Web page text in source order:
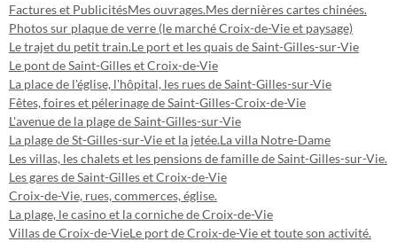
Factures et PublicitésMes ouvrages.Mes dernières cartes chinées.
Photos sur plaque de verre (le marché Croix-de-Vie et paysage)
Le trajet du petit train.Le port et les quais de Saint-Gilles-sur-Vie
Le pont de Saint-Gilles et Croix-de-Vie
La place de l'église, l'hôpital, les rues de Saint-Gilles-sur-Vie
Fêtes, foires et pélerinage de Saint-Gilles-Croix-de-Vie
L'avenue de la plage de Saint-Gilles-sur-Vie
La plage de St-Gilles-sur-Vie et la jetée.La villa Notre-Dame
Les villas, les chalets et les pensions de famille de Saint-Gilles-sur-Vie.
Les gares de Saint-Gilles et Croix-de-Vie
Croix-de-Vie, rues, commerces, église.
La plage, le casino et la corniche de Croix-de-Vie
Villas de Croix-de-VieLe port de Croix-de-Vie et toute son activité.